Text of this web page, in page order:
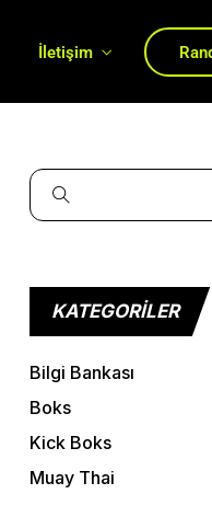
İletişim
KATEGORILER
Bilgi Bankası
Boks
Kick Boks
Muay Thai